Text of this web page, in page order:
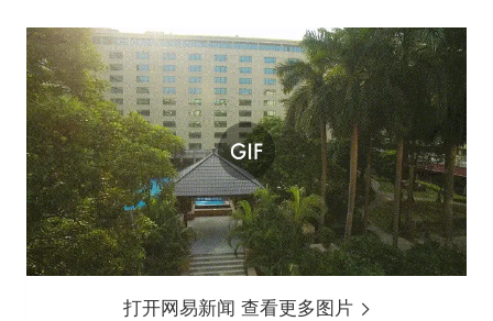
打开网易新闻 查看更多图片